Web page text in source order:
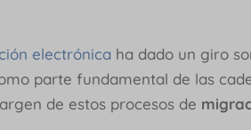
electrónica ha dado un giro
parte fundamental de las
de estos procesos de